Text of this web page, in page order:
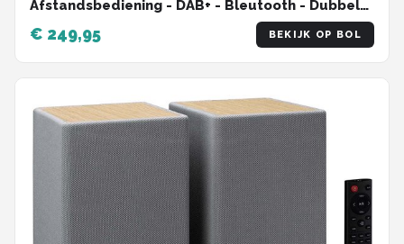
Afstandsbediening - DAB+ - Bleutooth - Dubbele
€ 249,95 BEKIJK OP BOL